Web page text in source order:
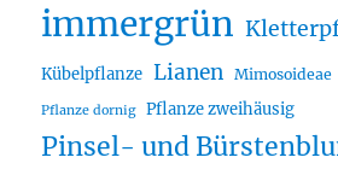
immergrün
Kübelpflanze Lianen Mimosoideae
Pflanze dornig Pflanze zweihäusig
Pinsel- und